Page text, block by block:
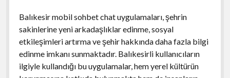
Balıkesir mobil sohbet chat uygulamaları, şehrin
sakinlerine yeni arkadaşlıklar edinme, sosyal
etkileşimleri artırma ve şehir hakkında daha fazla bilgi
edinme imkanı sunmaktadır. Balıkesirli kullanıcıların
ilgiyle kullandığı bu uygulamalar, hem yerel kültürün